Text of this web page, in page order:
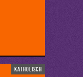
katholisch